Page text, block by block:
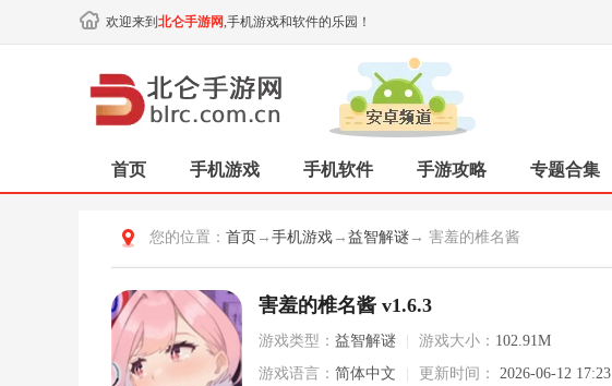
欢迎来到 北仑手游网,手机游戏和软件的乐园！
首页 手机游戏 手机软件 手游攻略 专题合集
您的位置： 首页 → 手机游戏 → 益智解谜 → 害羞的椎名酱
害羞的椎名酱 v1.6.3
游戏类型： 益智解谜 游戏大小： 102.91M
游戏语言： 简体中文 更新时间： 2026-06-12 17:23